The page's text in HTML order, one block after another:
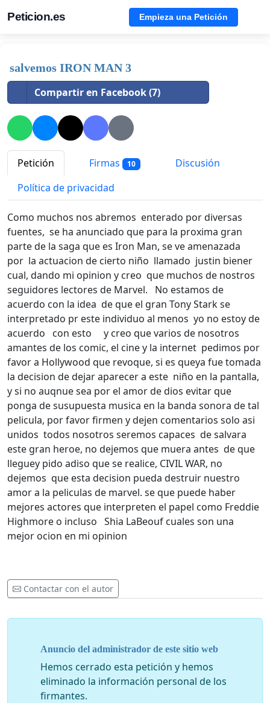
Peticion.es Empieza una Petición
salvemos IRON MAN 3
Compartir en Facebook (7)
Petición Firmas 10
Discusión
Política de privacidad
Como muchos nos abremos enterado por diversas
fuentes, se ha anunciado que para la proxima gran
parte de la saga que es Iron Man, se ve amenazada
por la actuacion de cierto niño llamado justin biener
cual, dando mi opinion y creo que muchos de nostros
seguidores lectores de Marvel. No estamos de
acuerdo con la idea de que el gran Tony Stark se
interpretado pr este individuo al menos yo no estoy de
acuerdo con esto y creo que varios de nosotros
amantes de los comic, el cine y la internet pedimos por
favor a Hollywood que revoque, si es queya fue tomada
la decision de dejar aparecer a este niño en la pantalla,
y si no auqnue sea por el amor de dios evitar que
ponga de susupuesta musica en la banda sonora de tal
pelicula, por favor firmen y dejen comentarios solo asi
unidos todos nosotros seremos capaces de salvara
este gran heroe, no dejemos que muera antes de que
lleguey pido adiso que se realice, CIVIL WAR, no
dejemos que esta decision pueda destruir nuestro
amor a la peliculas de marvel. se que puede haber
mejores actores que interpreten el papel como Freddie
Highmore o incluso Shia LaBeouf cuales son una
mejor ocion en mi opinion
Contactar con el autor
Anuncio del administrador de este sitio web
Hemos cerrado esta petición y hemos
eliminado la información personal de los
firmantes.